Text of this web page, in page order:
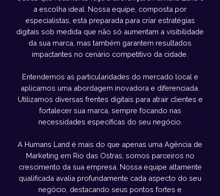
a escolha ideal. Nossa equipe, composta por
especialistas, está preparada para criar estratégias
digitais sob medida que não só aumentam a visibilidade
da sua marca, mas também garantem resultados
impactantes no cenário competitivo da cidade.
Entendemos as particularidades do mercado local e
aplicamos uma abordagem inovadora e diferenciada.
Utilizamos diversas frentes digitais para atrair clientes e
fortalecer sua marca, sempre focando nas
necessidades específicas do seu negócio.
A Humans Land é mais do que apenas uma Agência de
Marketing em Rio das Ostras; somos parceiros no
crescimento da sua empresa. Nossa equipe altamente
qualificada avalia profundamente cada aspecto do seu
negócio, destacando seus pontos fortes e